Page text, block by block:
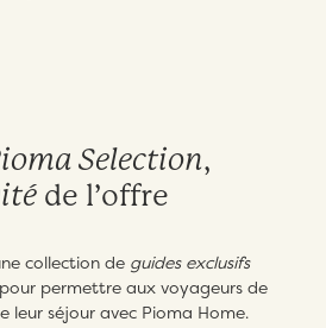
Selection,
de l’offre
collection de guides exclusifs
permettre aux voyageurs de
leur séjour avec Pioma Home.